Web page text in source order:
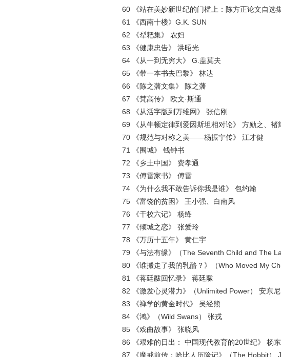
60 《站在美妙新世纪的门槛上：陈方正论文自选
61 《西南十楼》G.K. SUN
62 《犁耙集》 农妇
63 《健康忠告》 洪昭光
64 《从一到无穷大》 G.盖莫夫
65 《带一本书去巴黎》 林达
66 《陈之藩文集》 陈之藩
67 《梵高传》 欧文·斯通
68 《从活字版到万维网》 张信刚
69 《从牛顿定律到爱因斯坦相对论》 方励之、褚
70 《规范与对称之美——杨振宁传》 江才健
71 《围城》 钱钟书
72 《乡土中国》 费孝通
73 《傅雷家书》 傅雷
74 《为什么我不敢告诉你我是谁》 包约翰
75 《富饶的贫困》 王小强、白南风
76 《干校六记》 杨绛
77 《倾城之恋》 张爱玲
78 《万历十五年》 黄仁宇
79 《与法有缘》（The Seventh Child and The
80 《谁搬走了我的乳酪？》（Who Moved My
81 《蒋廷黻回忆录》 蒋廷黻
82 《激发心灵潜力》（Unlimited Power） 安东尼
83 《禅学的黄金时代》 吴经熊
84 《鸿》（Wild Swans） 张戎
85 《戏曲故事》 张晓风
86 《艰难的日出： 中国现代教育的20世纪》 杨
87 《魔戒前传：哈比人历险记》（The Hobbit）